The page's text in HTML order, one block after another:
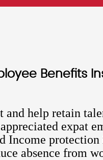
Benefits
help retain
expat
absence from